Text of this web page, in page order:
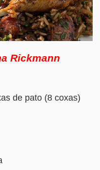
Rickmann
de pato (8 coxas)